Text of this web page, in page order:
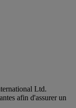
Ltd.
afin d'assurer un